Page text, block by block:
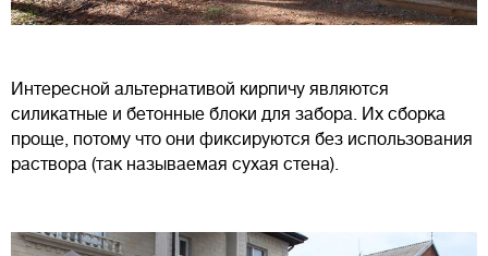
Интересной альтернативой кирпичу являются
силикатные и бетонные блоки для забора. Их сборка
проще, потому что они фиксируются без использования
раствора (так называемая сухая стена).